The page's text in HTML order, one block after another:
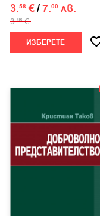
3.58 €/7.00 лв.
3.98 €
ИЗБЕРЕТЕ